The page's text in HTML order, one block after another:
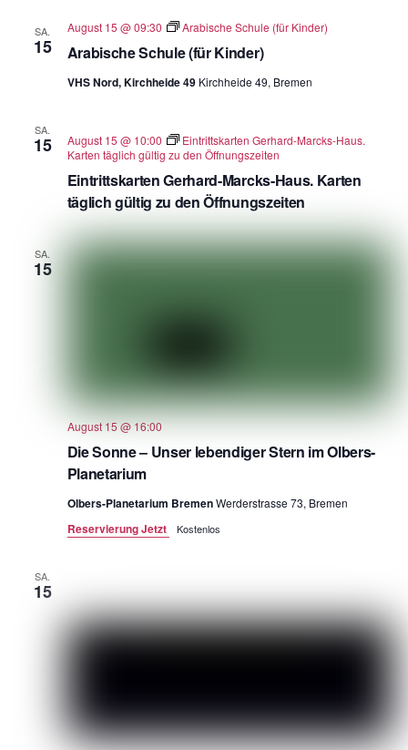
SA.
15 Arabische Schule (für Kinder)
August 15 @ 09:30 Arabische Schule (für Kinder)
VHS Nord, Kirchheide 49 Kirchheide 49, Bremen
SA.
15
Eintrittskarten Gerhard-Marcks-Haus. Karten
täglich gültig zu den Öffnungszeiten
August 15 @ 10:00
Eintrittskarten Gerhard-Marcks-Haus.
Karten täglich gültig zu den Öffnungszeiten
SA.
15
Die Sonne – Unser lebendiger Stern im Olbers-
Planetarium
August 15 @ 16:00
Olbers-Planetarium BremenWerderstrasse 73, Bremen
Reservierung Jetzt Kostenlos
SA.
15